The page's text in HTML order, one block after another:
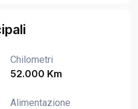
Chilometri
52.000 Km
Alimentazione